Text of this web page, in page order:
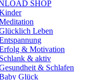
SHOP
Leben
& Motivation
Schlank & aktiv
& Schlafen
Glück